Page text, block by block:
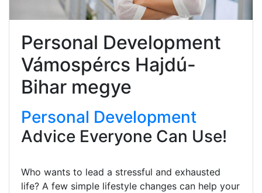
Personal Development
Vámospércs Hajdú-
Bihar megye
Personal Development
Advice Everyone Can Use!
Who wants to lead a stressful and exhausted
life? A few simple lifestyle changes can help your